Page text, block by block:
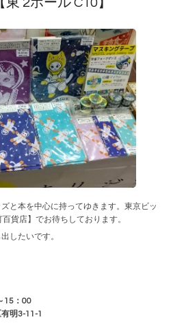
2ホール C10】
と本を中心に持ってゆきます。東京ビッ
貨店】でお待ちしております。
したいです。
15：00
明3-11-1